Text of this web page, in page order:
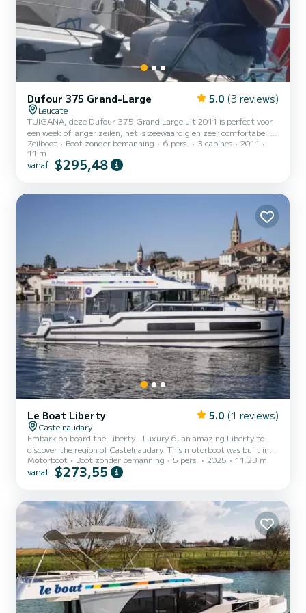
Dufour 375 Grand-Large 5.0 (3 reviews)
Leucate
TUIGANA, deze Dufour 375 Grand Large uit 2011 is perfect voor
een week of langer zeilen, het is zeewaardig en zeer comfortabel.
Goed onderhouden. Refit 2021~2024: nieuwe Triradial zeilen en
grootzeil. Nieuwe kap en bimini. Nieuwe elektronica. Kustvaart
categorie met veiligheidsuitrusting. EPIRB-noodbaken.
water, twee grote watertanks (2X200L), een ruime salon (3.85m
Zeilboot Boot zonder bemanning 6 pers. 3 cabines
2011
11 m
vanaf $295,48
Le Boat Liberty 5.0 (1 reviews)
Castelnaudary
Embark on board the Liberty - Luxury 6, an amazing Liberty to
discover the region of Castelnaudary. This motorboot was built in
2025 to ensure complete comfort and performance at sea. The
boat has 2 cabins with all comfort and a capacity of 5 people. With
Castelnaudary Voor uw comfort heeft Liberty - Luxury 6 2
toiletten met douche aan b...
Motorboot Boot zonder bemanning 5 pers. 2025 11.23 m
vanaf $273,55